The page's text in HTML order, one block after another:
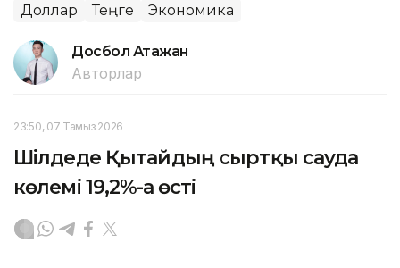
Доллар Теңге Экономика
Досбол Атажан
Авторлар
23:50, 07 Тамыз 2026
Шілдеде Қытайдың сыртқы сауда
көлемі 19,2%-ға өсті